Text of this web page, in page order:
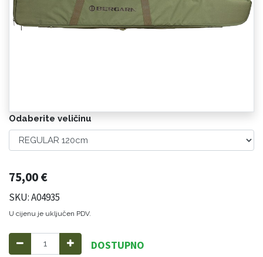
Odaberite veličinu
75,00€
SKU: A04935
U cijenu je uključen PDV.
DOSTUPNO